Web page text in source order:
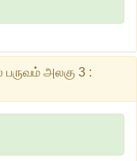
பருவம் அலகு 3 :